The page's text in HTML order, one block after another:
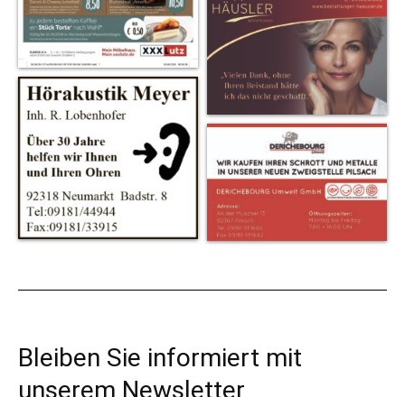
Bleiben Sie informiert mit
unserem Newsletter